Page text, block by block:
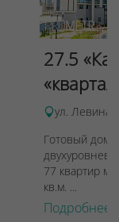
27.5
ул. Левина,
Готовый дом
77 квартир
кв.м. ...
Подробнее